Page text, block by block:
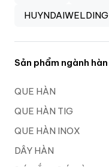
HUYNDAIWELDING
Sản phẩm ngành hàn
QUE HÀN
QUE HÀN TIG
QUE HÀN INOX
DÂY HÀN